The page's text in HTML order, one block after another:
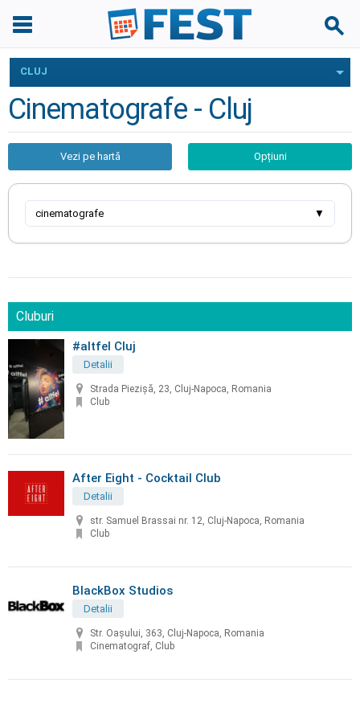
CLUJ
Cinematografe - Cluj
Vezi pe hartă Opțiuni
cinematografe ▼
Cluburi
#altfel Cluj
Detalii
Strada Piezișă, 23, Cluj-Napoca, Romania
Club
After Eight - Cocktail Club
Detalii
str. Samuel Brassai nr. 12, Cluj-Napoca, Romania
Club
BlackBox Studios
Detalii
Str. Oașului, 363, Cluj-Napoca, Romania
Cinematograf, Club